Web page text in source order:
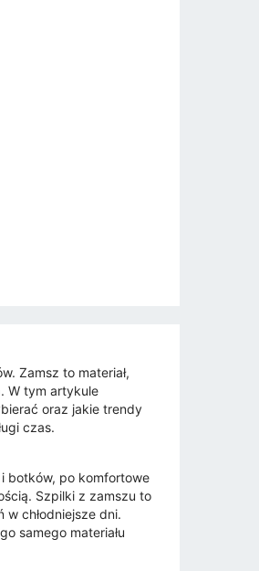
Zamsz to materiał,
W tym artykule
oraz jakie trendy
czas.
botków, po komfortowe
Szpilki z zamszu to
chłodniejsze dni.
samego materiału